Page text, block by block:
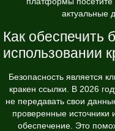
актуальные
Как обеспечить
использовании
Безопасность является
кракен ссылки. В 2026
не передавать свои
проверенные источники
обеспечение. Это